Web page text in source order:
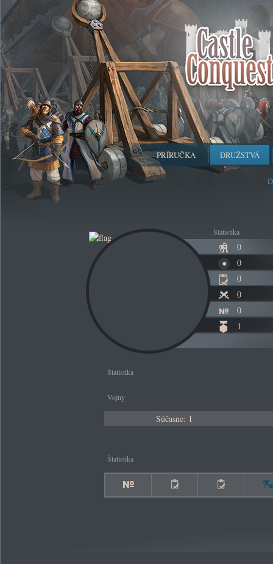
PRÍRUČKA DRUŽSTVÁ
Štatistika
0
0
0
0
0
1
Štatistika
Vojny
Súčasne: 1
Štatistika